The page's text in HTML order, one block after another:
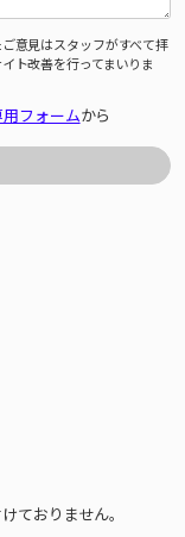
意見はスタッフがすべて拝
ト改善を行ってまいりま
フォームから
ておりません。